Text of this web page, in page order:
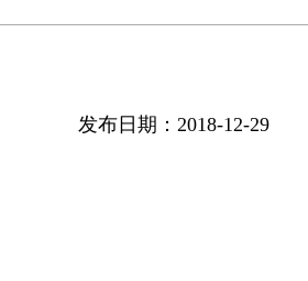
发布日期：2018-12-29